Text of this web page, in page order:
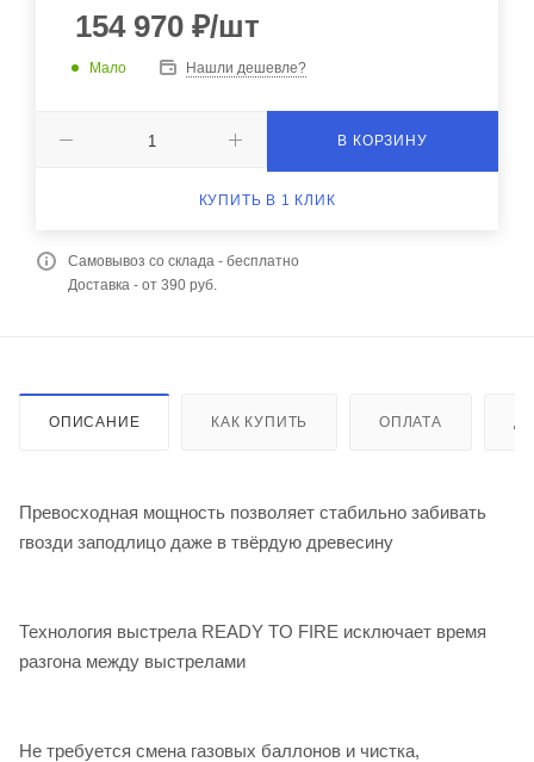
154 970 ₽/шт
Мало Нашли дешевле?
В КОРЗИНУ
КУПИТЬ В 1 КЛИК
Самовывоз со склада - бесплатно
Доставка - от 390 руб.
ОПИСАНИЕ КАК КУПИТЬ ОПЛАТА
Превосходная мощность позволяет стабильно забивать
гвозди заподлицо даже в твёрдую древесину
Технология выстрела READY TO FIRE исключает время
разгона между выстрелами
Не требуется смена газовых баллонов и чистка,